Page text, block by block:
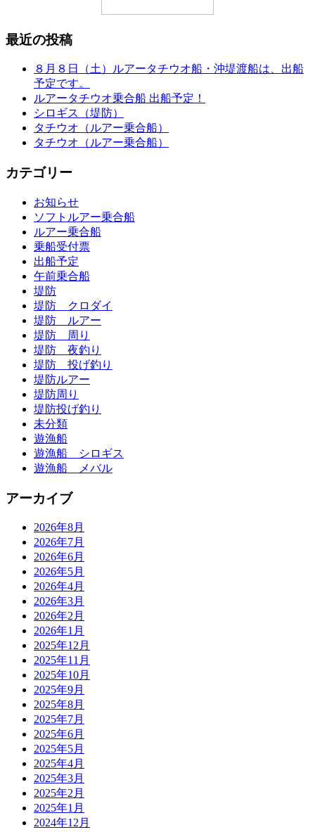
最近の投稿
８月８日（土）ルアータチウオ船・沖堤渡船は、出船
予定です。
ルアータチウオ乗合船 出船予定！
シロギス（堤防）
タチウオ（ルアー乗合船）
タチウオ（ルアー乗合船）
カテゴリー
お知らせ
ソフトルアー乗合船
ルアー乗合船
乗船受付票
出船予定
午前乗合船
堤防
堤防 クロダイ
堤防 ルアー
堤防 周り
堤防 夜釣り
堤防 投げ釣り
堤防ルアー
堤防周り
堤防投げ釣り
未分類
遊漁船
遊漁船 シロギス
遊漁船 メバル
アーカイブ
2026年8月
2026年7月
2026年6月
2026年5月
2026年4月
2026年3月
2026年2月
2026年1月
2025年12月
2025年11月
2025年10月
2025年9月
2025年8月
2025年7月
2025年6月
2025年5月
2025年4月
2025年3月
2025年2月
2025年1月
2024年12月